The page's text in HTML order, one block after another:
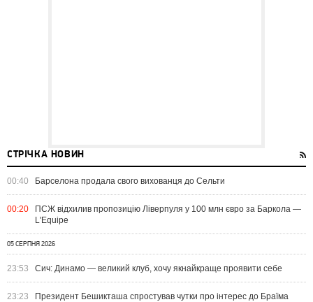
СТРІЧКА НОВИН
00:40 Барселона продала свого вихованця до Сельти
00:20
ПСЖ відхилив пропозицію Ліверпуля у 100 млн євро за Баркола —
L'Equipe
05 СЕРПНЯ 2026
23:53 Сич: Динамо — великий клуб, хочу якнайкраще проявити себе
23:23
Президент Бешикташа спростував чутки про інтерес до Браїма